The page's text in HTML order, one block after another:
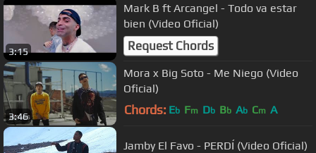
3:15
Mark B ft Arcangel - Todo va estar
bien (Video Oficial)
Request Chords
3:46
Mora x Big Soto - Me Niego (Video
Oficial)
Chords: Eb Fm Db Bb Ab Cm A
Jamby El Favo - PERDÍ (Video Oficial)